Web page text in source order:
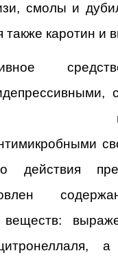
смолы и
каротин и
действия
веществ:
а